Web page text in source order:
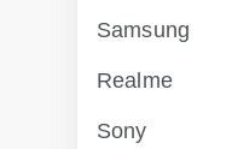
Samsung
Realme
Sony